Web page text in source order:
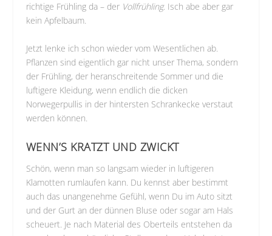
richtige Frühling da – der Vollfrühling. Isch abe aber gar
kein Apfelbaum.
Jetzt lenke ich schon wieder vom Wesentlichen ab.
Pflanzen sind eigentlich gar nicht unser Thema, sondern
der Frühling, der heranschreitende Sommer und die
luftigere Kleidung, wenn endlich die dicken
Norwegerpullis in der hintersten Schrankecke verstaut
werden können.
WENN’S KRATZT UND ZWICKT
Schön, wenn man so langsam wieder in luftigeren
Klamotten rumlaufen kann. Du kennst aber bestimmt
auch das unangenehme Gefühl, wenn Du im Auto sitzt
und der Gurt an der dünnen Bluse oder sogar am Hals
scheuert. Je nach Material des Oberteils entstehen da